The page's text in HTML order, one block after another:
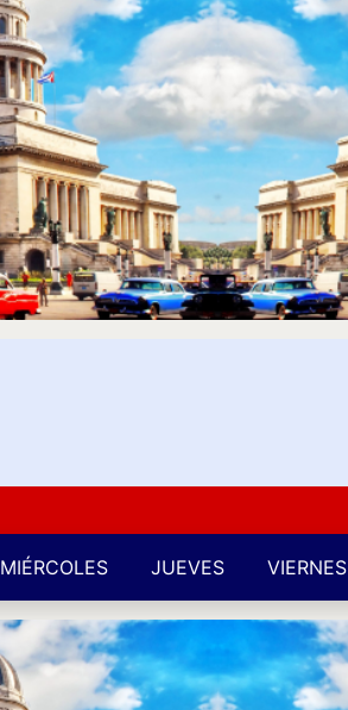
MIÉRCOLES JUEVES VIERNES